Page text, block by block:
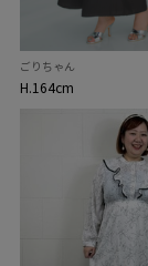
ごりちゃん
H.164cm